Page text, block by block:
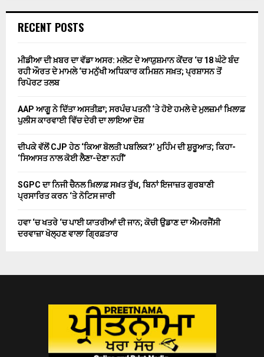
RECENT POSTS
ਮੀਡੀਆ ਦੀ ਖ਼ਬਰ ਦਾ ਵੱਡਾ ਅਸਰ: ਮਲੋਟ ਦੇ ਆਯੁਸ਼ਮਾਨ ਕੇਂਦਰ ‘ਚ 18 ਘੰਟੇ ਬੰਦ
ਰਹੀ ਔਰਤ ਦੇ ਮਾਮਲੇ ‘ਚ ਮਨੁੱਖੀ ਅਧਿਕਾਰ ਕਮਿਸ਼ਨ ਸਖ਼ਤ; ਪ੍ਰਸ਼ਾਸਨ ਤੋਂ
ਰਿਪੋਰਟ ਤਲਬ
AAP ਆਗੂ ਨੇ ਦਿੱਤਾ ਅਸਤੀਫ਼ਾ; ਸਰਪੰਚ ਪਤਨੀ ‘ਤੇ ਹੋਏ ਹਮਲੇ ਦੇ ਮੁਲਜ਼ਮਾਂ ਖ਼ਿਲਾਫ਼
ਪੁਲੀਸ ਕਾਰਵਾਈ ਵਿੱਚ ਦੇਰੀ ਦਾ ਲਾਇਆ ਦੋਸ਼
ਦੀਪਕੇ ਵੱਲੋਂ CJP ਹੇਠ ‘ਕਿਆ ਬੋਲਤੀ ਪਬਲਿਕ?’ ਮੁਹਿੰਮ ਦੀ ਸ਼ੁਰੂਆਤ; ਕਿਹਾ-
‘ਸਿਆਸਤ ਨਾਲ ਕੋਈ ਲੈਣਾ-ਦੇਣਾ ਨਹੀਂ’
SGPC ਦਾ ਨਿਜੀ ਚੈਨਲ ਖ਼ਿਲਾਫ਼ ਸਖ਼ਤ ਰੁੱਖ, ਬਿਨਾਂ ਇਜਾਜ਼ਤ ਗੁਰਬਾਣੀ
ਪ੍ਰਸਾਰਿਤ ਕਰਨ ‘ਤੇ ਨੋਟਿਸ ਜਾਰੀ
ਹਵਾ ‘ਚ ਖਤਰੇ ‘ਚ ਪਾਈ ਯਾਤਰੀਆਂ ਦੀ ਜਾਨ; ਕੋਚੀ ਉਡਾਣ ਦਾ ਐਮਰਜੈਂਸੀ
ਦਰਵਾਜ਼ਾ ਖੋਲ੍ਹਣ ਵਾਲਾ ਗ੍ਰਿਫ਼ਤਾਰ